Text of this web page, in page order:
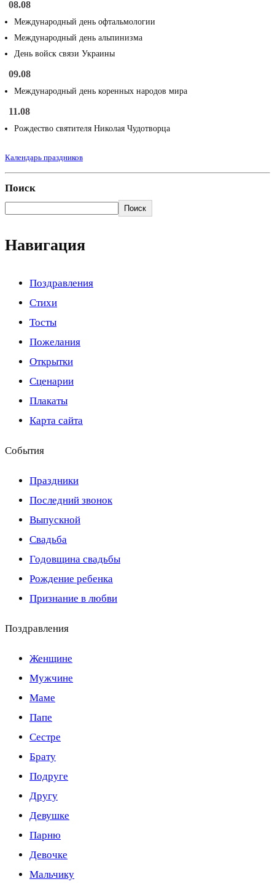
08.08
Международный день офтальмологии
Международный день альпинизма
День войск связи Украины
09.08
Международный день коренных народов мира
11.08
Рождество святителя Николая Чудотворца
Календарь праздников
Поиск
Поиск
Навигация
Поздравления
Стихи
Тосты
Пожелания
Открытки
Сценарии
Плакаты
Карта сайта
События
Праздники
Последний звонок
Выпускной
Свадьба
Годовщина свадьбы
Рождение ребенка
Признание в любви
Поздравления
Женщине
Мужчине
Маме
Папе
Сестре
Брату
Подруге
Другу
Девушке
Парню
Девочке
Мальчику